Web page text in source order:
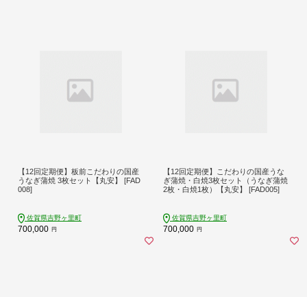
【12回定期便】板前こだわりの国産
うなぎ蒲焼 3枚セット【丸安】 [FAD
008]
佐賀県吉野ヶ里町
700,000 円
【12回定期便】こだわりの国産うな
ぎ蒲焼・白焼3枚セット（うなぎ蒲焼
2枚・白焼1枚）【丸安】 [FAD005]
佐賀県吉野ヶ里町
700,000 円